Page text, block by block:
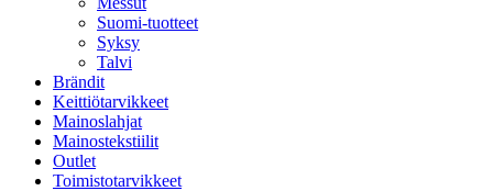
Suomi-tuotteet
Syksy
Talvi
Brändit
Keittiötarvikkeet
Mainoslahjat
Mainostekstiilit
Outlet
Toimistotarvikkeet